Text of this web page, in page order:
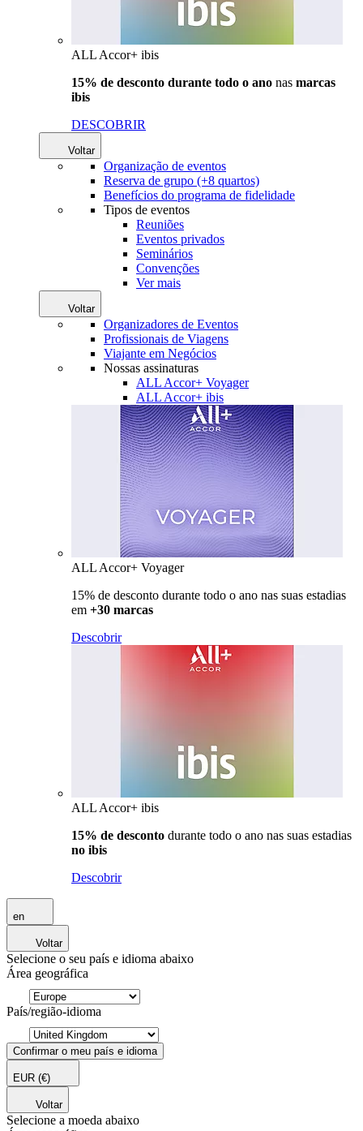
ALL Accor+ ibis
15% de desconto durante todo o ano nas marcas
ibis
DESCOBRIR
Voltar
Organização de eventos
Reserva de grupo (+8 quartos)
Benefícios do programa de fidelidade
Tipos de eventos
Reuniões
Eventos privados
Seminários
Convenções
Ver mais
Voltar
Organizadores de Eventos
Profissionais de Viagens
Viajante em Negócios
Nossas assinaturas
ALL Accor+ Voyager
ALL Accor+ ibis
ALL Accor+ Voyager
15% de desconto durante todo o ano nas suas estadias
em +30 marcas
Descobrir
ALL Accor+ ibis
15% de desconto durante todo o ano nas suas estadias
no ibis
Descobrir
en
Voltar
Selecione o seu país e idioma abaixo
Área geográfica
País/região-idioma
Confirmar o meu país e idioma
EUR (€)
Voltar
Selecione a moeda abaixo